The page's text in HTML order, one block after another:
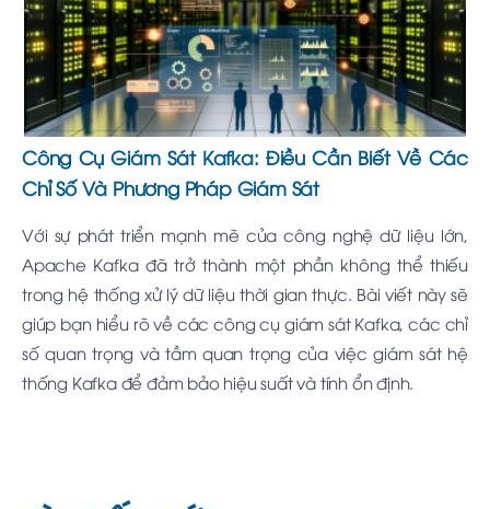
Công Cụ Giám Sát Kafka: Điều Cần Biết Về Các
Chỉ Số Và Phương Pháp Giám Sát
Với sự phát triển mạnh mẽ của công nghệ dữ liệu lớn,
Apache Kafka đã trở thành một phần không thể thiếu
trong hệ thống xử lý dữ liệu thời gian thực. Bài viết này sẽ
giúp bạn hiểu rõ về các công cụ giám sát Kafka, các chỉ
số quan trọng và tầm quan trọng của việc giám sát hệ
thống Kafka để đảm bảo hiệu suất và tính ổn định.